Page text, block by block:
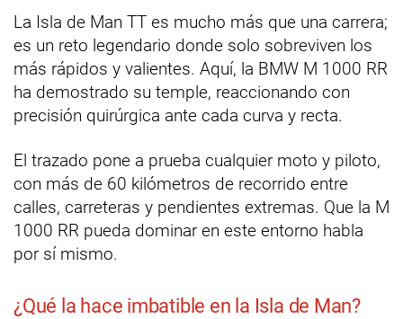
La Isla de Man TT es mucho más que una carrera;
es un reto legendario donde solo sobreviven los
más rápidos y valientes. Aquí, la BMW M 1000 RR
ha demostrado su temple, reaccionando con
precisión quirúrgica ante cada curva y recta.
El trazado pone a prueba cualquier moto y piloto,
con más de 60 kilómetros de recorrido entre
calles, carreteras y pendientes extremas. Que la M
1000 RR pueda dominar en este entorno habla
por sí mismo.
¿Qué la hace imbatible en la Isla de Man?